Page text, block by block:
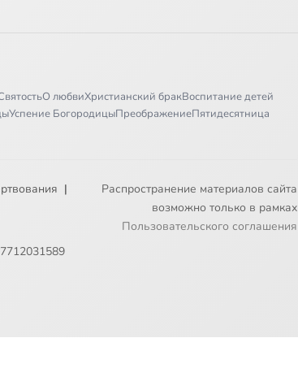
О любвиХристианский бракВоспитание детей
Успение БогородицыПреображениеПятидесятница
|
Распространение материалов сайта
возможно только в рамках
Пользовательского соглашения